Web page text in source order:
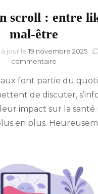
scroll : entre
mal-être
à jour le 19 novembre 2025
commentaire
scroll
:
likes
et
font partie du
de discuter,
impact sur la
en plus.